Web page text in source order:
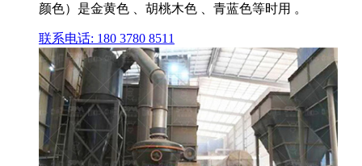
颜色）是金黄色 、胡桃木色 、青蓝色等时用 。
联系电话: 180 3780 8511